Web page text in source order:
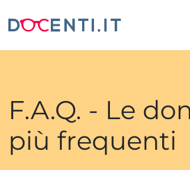
F.A.Q. - Le
più frequenti